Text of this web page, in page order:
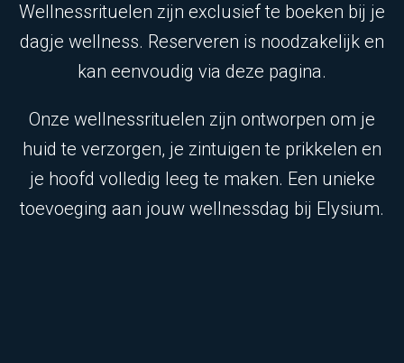
Wellnessrituelen zijn exclusief te boeken bij je
dagje wellness. Reserveren is noodzakelijk en
kan eenvoudig via deze pagina.
Onze wellnessrituelen zijn ontworpen om je
huid te verzorgen, je zintuigen te prikkelen en
je hoofd volledig leeg te maken. Een unieke
toevoeging aan jouw wellnessdag bij Elysium.